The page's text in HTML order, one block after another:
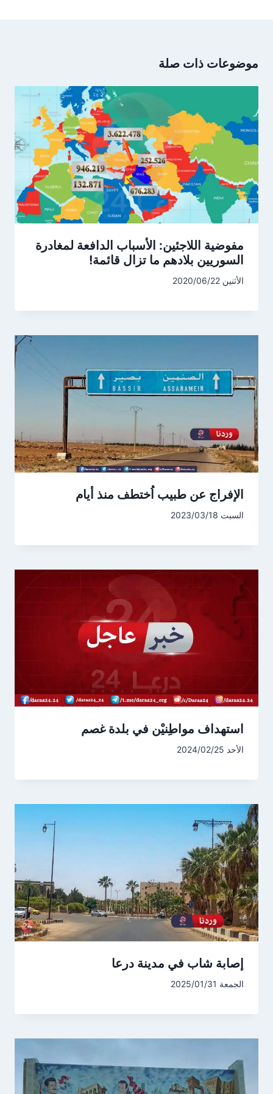
موضوعات ذات صلة
مفوضية اللاجئين: الأسباب الدافعة لمغادرة
السوريين بلادهم ما تزال قائمة!
الأثنين 2020/06/22
الإفراج عن طبيب اُختطف منذ أيام
السبت 2023/03/18
استهداف مواطِنيْن في بلدة غصم
الأحد 2024/02/25
إصابة شاب في مدينة درعا
الجمعة 2025/01/31